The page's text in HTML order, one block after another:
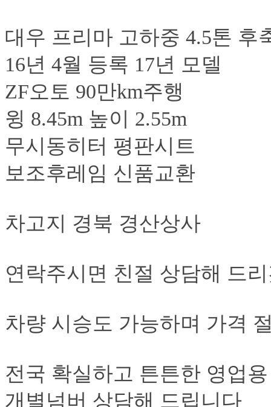
대우 프리마 고하중 4.5톤 후
16년 4월 등록 17년
ZF오토 90만km주행
윙 8.45m 높이 2.55m
무시동히터 평판시트
보조후레임 신품교환
차고지 경북 경산상사
연락주시면 친절 상담해 드
차량 시승도 가능하며 가격
전국 확실하고 튼튼한 영업
개별넘버 상담해 드립니다